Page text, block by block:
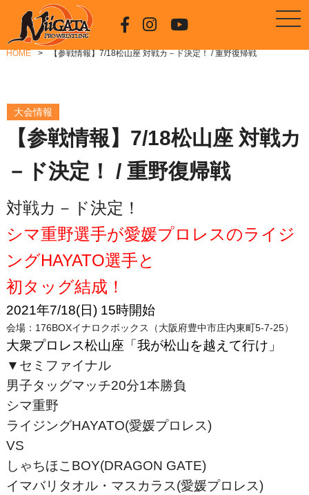
HOME 【参戦情報】7/18松山座 対戦カ－ド決定！ / 重野復帰戦
大会情報
【参戦情報】7/18松山座 対戦カ
－ド決定！ / 重野復帰戦
対戦カ－ド決定！
シマ重野選手が愛媛プロレスのライジ
ングHAYATO選手と
初タッグ結成！
2021年7/18(日) 15時開始
会場：176BOXイナロクボックス（大阪府豊中市庄内東町5-7-25）
大衆プロレス松山座「我が松山を越えて行け」
▼セミファイナル
男子タッグマッチ20分1本勝負
シマ重野
ライジングHAYATO(愛媛プロレス)
VS
しゃちほこBOY(DRAGON GATE)
イマバリタオル・マスカラス(愛媛プロレス)